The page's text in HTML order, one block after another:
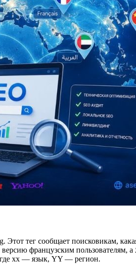
Этот тег сообщает поисковикам,
французским пользователям,
где xx — язык, YY — регион.